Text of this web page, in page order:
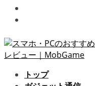
トップ